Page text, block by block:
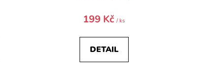
199 Kč/ ks
DETAIL